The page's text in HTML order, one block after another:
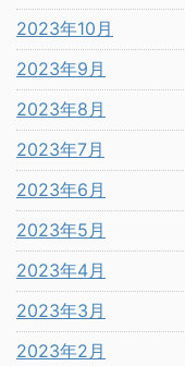
2023年10月
2023年9月
2023年8月
2023年7月
2023年6月
2023年5月
2023年4月
2023年3月
2023年2月